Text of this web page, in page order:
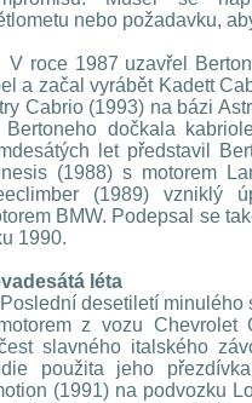
nebo požadavku,
roce 1987 uzavřel
a začal vyrábět Kadett
Cabrio (1993) na bázi
Bertoneho dočkala
let představil
(1988) s motorem
(1989) vzniklý
BMW. Podepsal se
1990.
léta
desetiletí minulého
z vozu Chevrolet
slavného italského
použita jeho
(1991) na podvozku